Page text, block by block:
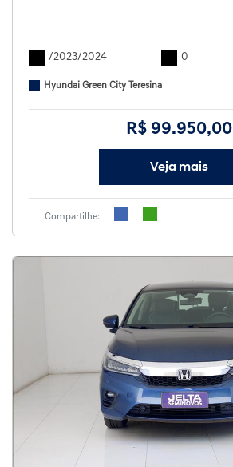
/2023/2024 0
Hyundai Green City Teresina
R$ 99.950,00
Veja mais
Compartilhe: